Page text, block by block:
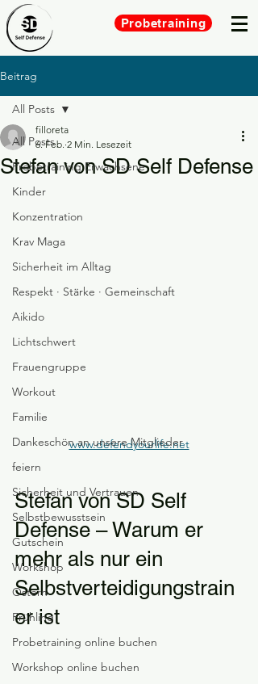
Probetraining
Beitrag
All Posts
Probetraining Erwachsene
Kinder
Konzentration
Krav Maga
Sicherheit im Alltag
Respekt · Stärke · Gemeinschaft
Aikido
Lichtschwert
Frauengruppe
Workout
Familie
Dankeschön an unsere Mitglieder
feiern
Sicherheit und Vertrauen
Selbstbewusstsein
Gutschein
Workshop
Ostern
Frühling
Probetraining online buchen
Workshop online buchen
All Posts
Stefan von SD Self Defense
filloreta
6. Feb. 2 Min. Lesezeit
www.defendyourlife.net
Stefan von SD Self
Defense – Warum er
mehr als nur ein
Selbstverteidigungstrain
er ist